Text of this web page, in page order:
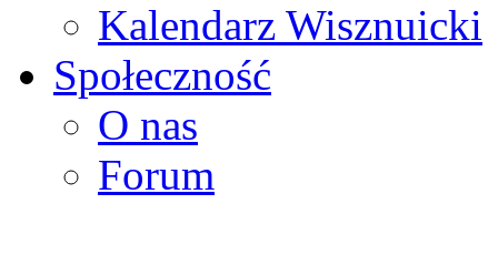
Kalendarz Wisznuicki
Społeczność
O nas
Forum